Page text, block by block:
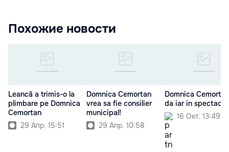
Похожие новости
Leancă a trimis-o la
plimbare pe Domnica
Cemortan
29 Апр. 15:51
Domnica Cemortan
vrea sa fie consilier
municipal!
29 Апр. 10:58
Domnica
da iar in
16 Окт. 13:49